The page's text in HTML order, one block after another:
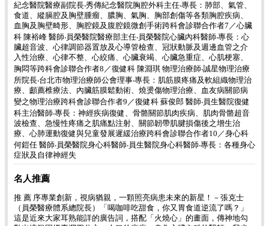
紀念醫院醫療副院長‧秀傳紀念醫院胸腔外科主任‧專長：肺部、氣管、
食道、縱膈腔及胸壁腫瘤、膿胸、氣胸、胸部創傷等各類胸腔疾病、
血胸及胸壁畸形、胸腔鏡及腹腔鏡微創手術跨科會診聯合作者7／心臟
科 陳裕峰 醫師‧員榮醫院醫療部主任‧員榮醫院心臟內科醫師‧專長：心
臟超音波、心律調節器置放及心導管檢查、冠狀動脈及週邊血管之介
入性治療、心律不整、心絞痛、心臟衰竭、心臟急重症、心肌梗塞、
胸悶等跨科會診聯合作者8／復健科 陳淵琪 物理治療師‧誠星物理治療
所院長‧台北市物理治療師公會理事‧專長：肌筋膜疼痛及軟組織物理治
療、顱薦椎療法、內臟筋膜鬆動術、燒燙傷物理治療、血友病關節病
變之物理治療跨科會診聯合作者9／復健科 蘇俊郎 醫師‧員生醫院復健
科主治醫師‧專長：神經疾病復健、骨骼關節肌肉疾病、肌肉骨骼超音
波檢查、急慢性疼痛之肌痛點注射、關節韌帶肌腱損傷後之增生治
療、心肺運動復健與兒童發展遲緩治療跨科會診聯合作者10／身心科
何鎧任 醫師‧員榮醫院身心科醫師‧員生醫院身心科醫師‧專長：各種身心
症狀及自律神經失
名人推薦
推 薦 序專業創新，視病猶親，一顆照亮病患未來的新星！－張克士
（員榮醫療體系總院長）「喝咖啡吃甜食，你又胃食道逆流了嗎？」
這是近來大家耳熟能詳的廣告詞，搭配「火燒心」的畫面，傳神地勾